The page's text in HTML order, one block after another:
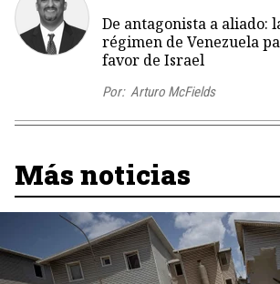
De antagonista a aliado:
régimen de Venezuela
favor de Israel
Por: Arturo McFields
Más noticias